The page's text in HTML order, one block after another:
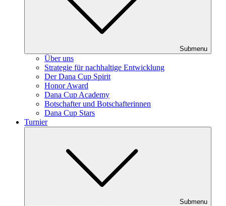
Submenu
Über uns
Strategie für nachhaltige Entwicklung
Der Dana Cup Spirit
Honor Award
Dana Cup Academy
Botschafter und Botschafterinnen
Dana Cup Stars
Turnier
Submenu